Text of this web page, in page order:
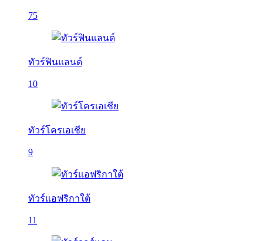
75
ทัวร์ฟินแลนด์
10
ทัวร์โครเอเชีย
9
ทัวร์แอฟริกาใต้
11